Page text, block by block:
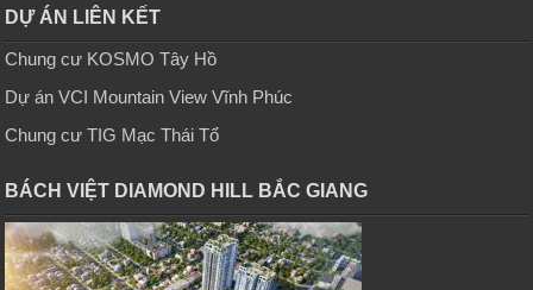
DỰ ÁN LIÊN KẾT
Chung cư KOSMO Tây Hồ
Dự án VCI Mountain View Vĩnh Phúc
Chung cư TIG Mạc Thái Tổ
BÁCH VIỆT DIAMOND HILL BẮC GIANG